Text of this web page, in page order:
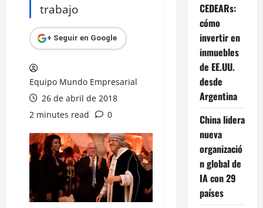
trabajo
+ Seguir en Google
Equipo Mundo Empresarial
26 de abril de 2018
2 minutes read
0
CEDEARs:
cómo
invertir en
inmuebles
de EE.UU.
desde
Argentina
China lidera
nueva
organizació
n global de
IA con 29
países